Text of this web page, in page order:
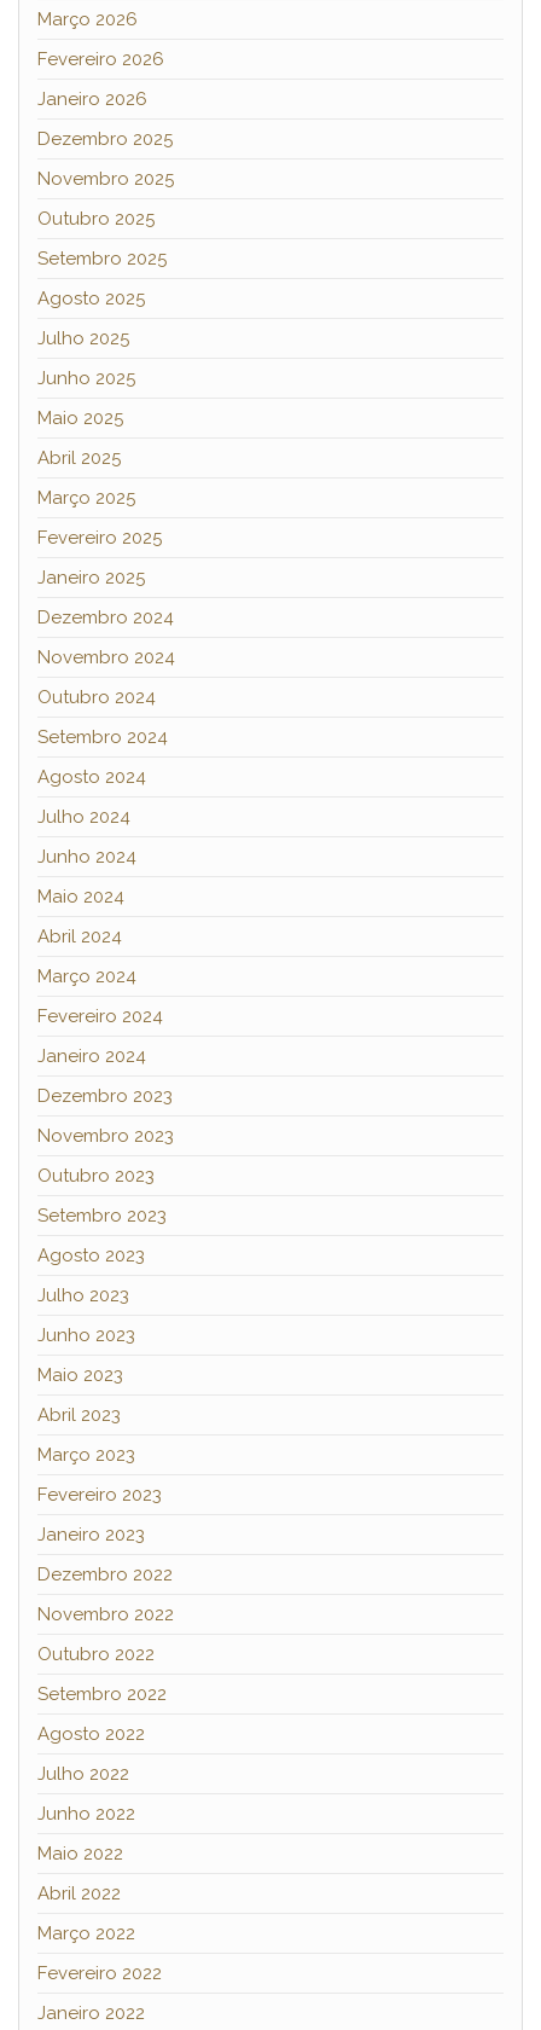
Março 2026
Fevereiro 2026
Janeiro 2026
Dezembro 2025
Novembro 2025
Outubro 2025
Setembro 2025
Agosto 2025
Julho 2025
Junho 2025
Maio 2025
Abril 2025
Março 2025
Fevereiro 2025
Janeiro 2025
Dezembro 2024
Novembro 2024
Outubro 2024
Setembro 2024
Agosto 2024
Julho 2024
Junho 2024
Maio 2024
Abril 2024
Março 2024
Fevereiro 2024
Janeiro 2024
Dezembro 2023
Novembro 2023
Outubro 2023
Setembro 2023
Agosto 2023
Julho 2023
Junho 2023
Maio 2023
Abril 2023
Março 2023
Fevereiro 2023
Janeiro 2023
Dezembro 2022
Novembro 2022
Outubro 2022
Setembro 2022
Agosto 2022
Julho 2022
Junho 2022
Maio 2022
Abril 2022
Março 2022
Fevereiro 2022
Janeiro 2022